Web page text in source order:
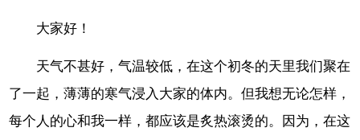
大家好！
天气不甚好，气温较低，在这个初冬的天里我们聚在
了一起，薄薄的寒气浸入大家的体内。但我想无论怎样，
每个人的心和我一样，都应该是炙热滚烫的。因为，在这